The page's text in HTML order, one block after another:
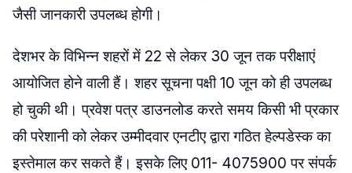
जैसी जानकारी उपलब्ध होगी।
देशभर के विभिन्न शहरों में 22 से लेकर 30 जून तक परीक्षाएं
आयोजित होने वाली हैं। शहर सूचना पक्षी 10 जून को ही उपलब्ध
हो चुकी थी। प्रवेश पत्र डाउनलोड करते समय किसी भी प्रकार
की परेशानी को लेकर उम्मीदवार एनटीए द्वारा गठित हेल्पडेस्क का
इस्तेमाल कर सकते हैं। इसके लिए 011- 4075900 पर संपर्क